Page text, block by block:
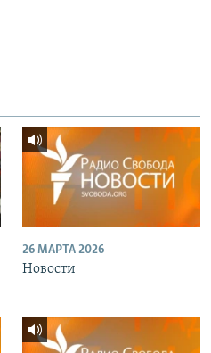
26 МАРТА 2026
Новости